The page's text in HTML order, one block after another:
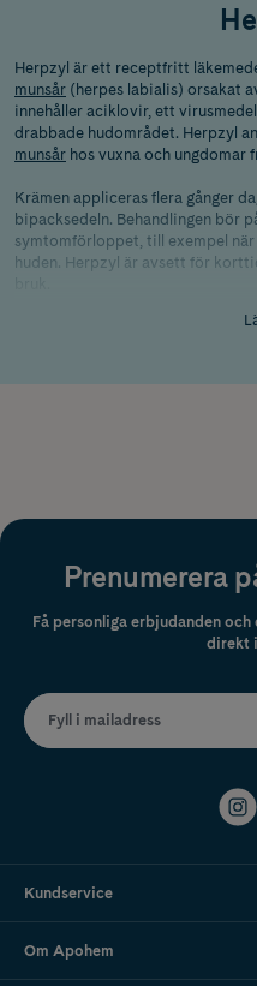
Herpzyl är ett receptfritt
munsår (herpes labialis) orsakat
innehåller aciklovir, ett
drabbade hudområdet. Herpzyl
munsår hos vuxna och ungdomar
Krämen appliceras flera gånger
bipacksedeln. Behandlingen bör
symtomförloppet, till exempel
huden. Herpzyl är avsett för
Användare som har särskilda
Prenumerera
Få personliga erbjudanden
direkt
Fyll i mailadress
Kundservice
Om Apohem